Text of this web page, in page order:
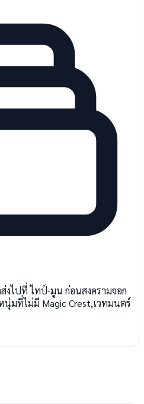
งไปที่ ไทป์-มูน ก่อนสงครามจอก
นุ่มที่ไม่มี Magic Crest,เวทมนตร์